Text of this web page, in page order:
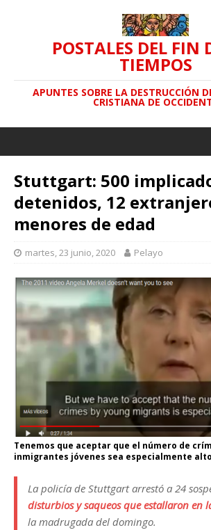
POSTALES DEL FIN
TIEMPOS
APUNTES SOBRE LA DESTRUCCIÓN
CRISTIANA DE
Stuttgart: 500
detenidos, 12
menores de edad
martes, 23 junio, 2020 Pelayo
Tenemos que aceptar que el número de
inmigrantes jóvenes sea especialmente alto
La policía de Stuttgart arrestó a 24
disturbios y saqueos que estallaron en
la madrugada del domingo.